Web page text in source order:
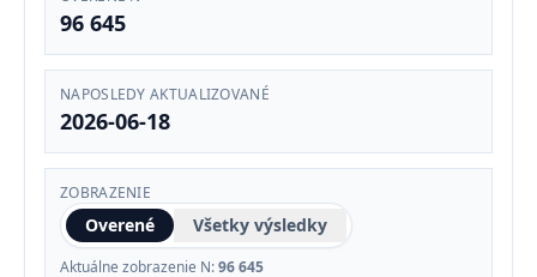
96 645
NAPOSLEDY AKTUALIZOVANÉ
2026-06-18
ZOBRAZENIE
Overené Všetky výsledky
Aktuálne zobrazenie N:96 645